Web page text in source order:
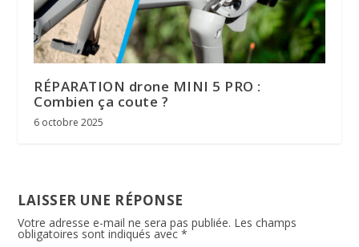
RÉPARATION drone MINI 5 PRO :
Combien ça coute ?
6 octobre 2025
LAISSER UNE RÉPONSE
Votre adresse e-mail ne sera pas publiée. Les champs
obligatoires sont indiqués avec*